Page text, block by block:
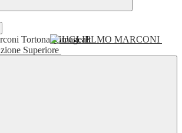
GUGLIELMO MARCONI
Superiore